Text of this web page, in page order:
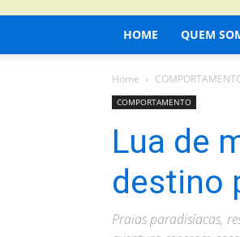
HOME QUEM
Home
COMPORTAMENTO
Lua de
destino
Praias paradisíacas,